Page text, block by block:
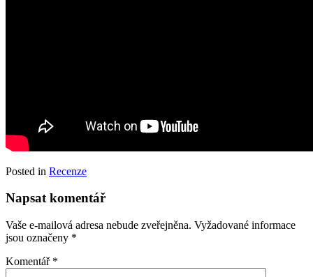
Posted in Recenze
Napsat komentář
Vaše e-mailová adresa nebude zveřejněna. Vyžadované informace
jsou označeny *
Komentář *